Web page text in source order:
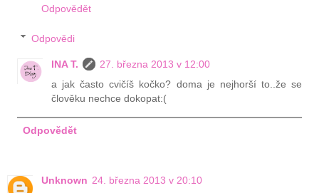
Odpovědět
Odpovědi
INA T.
27. března 2013 v 12:00
a jak často cvičíš kočko? doma je nejhorší to..že se
člověku nechce dokopat:(
Odpovědět
Unknown 24. března 2013 v 20:10